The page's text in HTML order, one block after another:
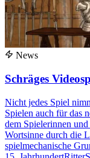
News
Schräges
Nicht jedes Spiel
Spielen auch für das
dem Spielerinnen
Wortsinne durch die
spielmechanische